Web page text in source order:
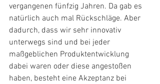
vergangenen fünfzig Jahren. Da gab es
natürlich auch mal Rückschläge. Aber
dadurch, dass wir sehr innovativ
unterwegs sind und bei jeder
maßgeblichen Produktentwicklung
dabei waren oder diese angestoßen
haben, besteht eine Akzeptanz bei